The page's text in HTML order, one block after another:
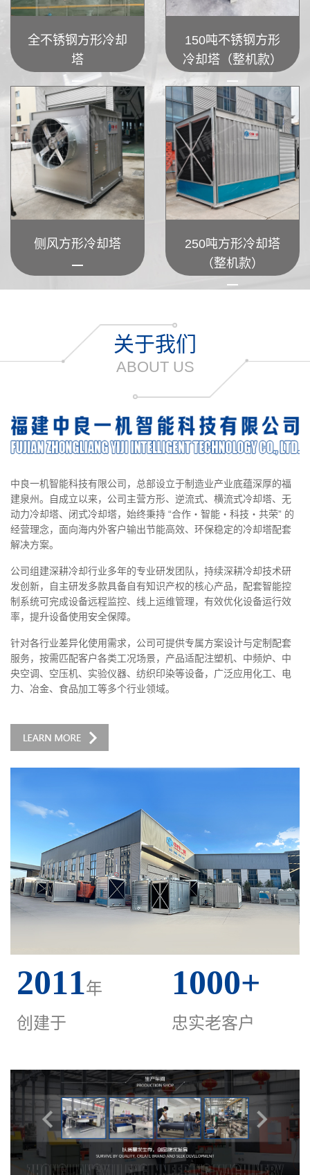
全不锈钢方形冷却
塔
150吨不锈钢方形
冷却塔（整机款）
侧风方形冷却塔
250吨方形冷却塔
（整机款）
关于我们
ABOUT US
中良一机智能科技有限公司，总部设立于制造业产业底蕴深厚的福
建泉州。自成立以来，公司主营方形、逆流式、横流式冷却塔、无
动力冷却塔、闭式冷却塔，始终秉持 “合作・智能・科技・共荣” 的
经营理念，面向海内外客户输出节能高效、环保稳定的冷却塔配套
解决方案。
公司组建深耕冷却行业多年的专业研发团队，持续深耕冷却技术研
发创新，自主研发多款具备自有知识产权的核心产品，配套智能控
制系统可完成设备远程监控、线上运维管理，有效优化设备运行效
率，提升设备使用安全保障。
针对各行业差异化使用需求，公司可提供专属方案设计与定制配套
服务，按需匹配客户各类工况场景，产品适配注塑机、中频炉、中
央空调、空压机、实验仪器、纺织印染等设备，广泛应用化工、电
力、冶金、食品加工等多个行业领域。
2011年
创建于
1000+
忠实老客户